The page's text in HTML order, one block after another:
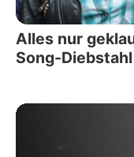
Alles nur
Song-